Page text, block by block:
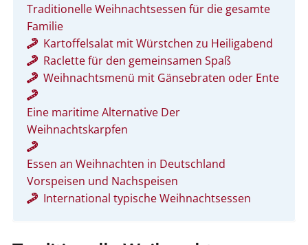
Traditionelle Weihnachtsessen für die gesamte
Familie
Kartoffelsalat mit Würstchen zu Heiligabend
Raclette für den gemeinsamen Spaß
Weihnachtsmenü mit Gänsebraten oder Ente
Eine maritime Alternative Der
Weihnachtskarpfen
Essen an Weihnachten in Deutschland
Vorspeisen und Nachspeisen
International typische Weihnachtsessen